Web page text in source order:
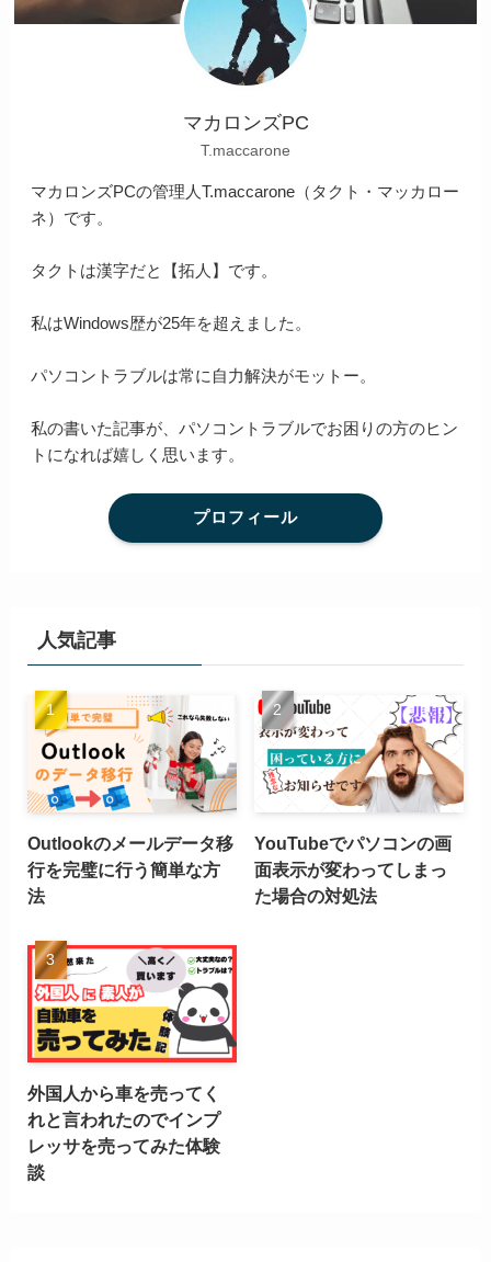
マカロンズPC
T.maccarone
マカロンズPCの管理人T.maccarone（タクト・マッカロー
ネ）です。
タクトは漢字だと【拓人】です。
私はWindows歴が25年を超えました。
パソコントラブルは常に自力解決がモットー。
私の書いた記事が、パソコントラブルでお困りの方のヒン
トになれば嬉しく思います。
プロフィール
人気記事
Outlookのメールデータ移
行を完璧に行う簡単な方
法
YouTubeでパソコンの画
面表示が変わってしまっ
た場合の対処法
外国人から車を売ってく
れと言われたのでインプ
レッサを売ってみた体験
談